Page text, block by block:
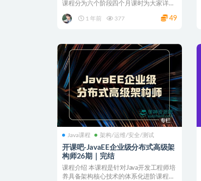
课程分为六个阶段四个月课时为大家详细
1 年前
377 49
Java课程 架构/运维/安全/测试
开课吧-JavaEE企业级分布式高级架
构师26期｜完结
课程介绍 本课程是针对Java开发工程师培
养具备架构核心技术的体系化进阶课程，